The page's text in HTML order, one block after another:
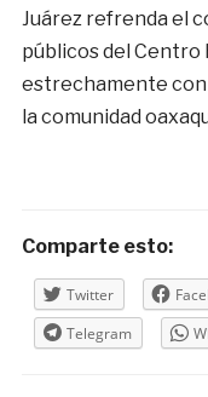
Juárez refrenda el
públicos del
estrechamente con
la comunidad
Comparte esto:
Twitter
Telegram